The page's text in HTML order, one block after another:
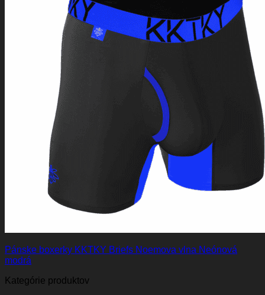
Pánske boxerky KKTKY Briefs Noemova vlna Neónová
modrá
Kategórie produktov